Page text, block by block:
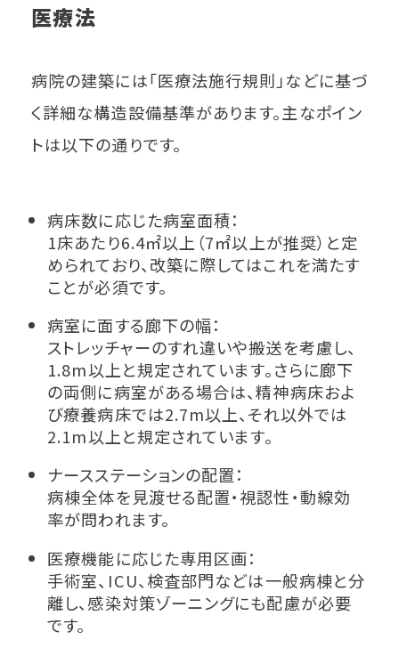
医療法
病院の建築には「医療法施行規則」などに基づ
く詳細な構造設備基準があります。主なポイン
トは以下の通りです。
病床数に応じた病室面積：
1床あたり6.4㎡以上（7㎡以上が推奨）と定
められており、改築に際してはこれを満たす
ことが必須です。
病室に面する廊下の幅：
ストレッチャーのすれ違いや搬送を考慮し、
1.8m以上と規定されています。さらに廊下
の両側に病室がある場合は、精神病床およ
び療養病床では2.7m以上、それ以外では
2.1m以上と規定されています。
ナースステーションの配置：
病棟全体を見渡せる配置・視認性・動線効
率が問われます。
医療機能に応じた専用区画：
手術室、ICU、検査部門などは一般病棟と分
離し、感染対策ゾーニングにも配慮が必要
です。